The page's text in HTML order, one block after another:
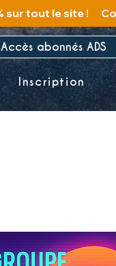
Accès abonnés ADS
Inscription